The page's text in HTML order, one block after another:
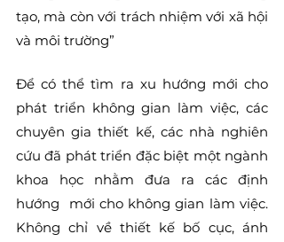
tạo, mà còn với trách nhiệm với xã hội
và môi trường”
Để có thể tìm ra xu hướng mới cho
phát triển không gian làm việc, các
chuyên gia thiết kế, các nhà nghiên
cứu đã phát triển đặc biệt một ngành
khoa học nhằm đưa ra các định
hướng  mới cho không gian làm việc.
Không chỉ về thiết kế bố cục, ánh